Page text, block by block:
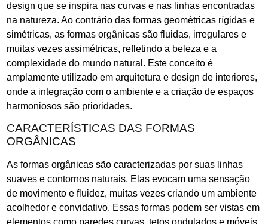
design que se inspira nas curvas e nas linhas encontradas
na natureza. Ao contrário das formas geométricas rígidas e
simétricas, as formas orgânicas são fluidas, irregulares e
muitas vezes assimétricas, refletindo a beleza e a
complexidade do mundo natural. Este conceito é
amplamente utilizado em arquitetura e design de interiores,
onde a integração com o ambiente e a criação de espaços
harmoniosos são prioridades.
CARACTERÍSTICAS DAS FORMAS
ORGÂNICAS
As formas orgânicas são caracterizadas por suas linhas
suaves e contornos naturais. Elas evocam uma sensação
de movimento e fluidez, muitas vezes criando um ambiente
acolhedor e convidativo. Essas formas podem ser vistas em